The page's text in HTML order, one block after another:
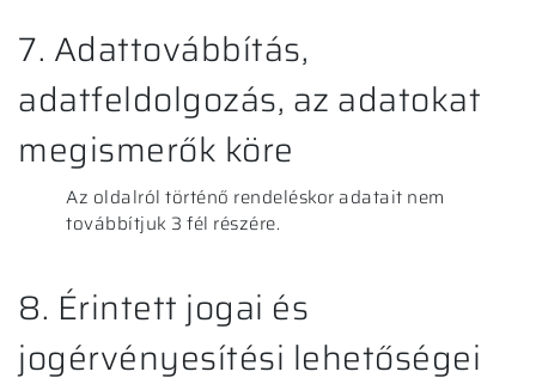
7. Adattovábbítás,
adatfeldolgozás, az adatokat
megismerők köre
Az oldalról történő rendeléskor adatait nem
továbbítjuk 3 fél részére.
8. Érintett jogai és
jogérvényesítési lehetőségei